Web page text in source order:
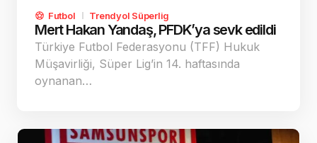
Futbol Trendyol Süperlig
Mert Hakan Yandaş, PFDK’ya sevk edildi
Türkiye Futbol Federasyonu (TFF) Hukuk
Müşavirliği, Süper Lig’in 14. haftasında
oynanan…